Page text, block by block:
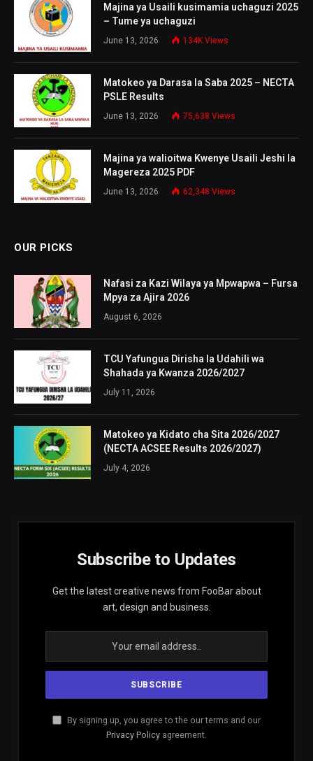
Majina ya Usaili kusimamia uchaguzi 2025
– Tume ya uchaguzi
June 13, 2026 134K Views
Matokeo ya Darasa la Saba 2025 – NECTA
PSLE Results
June 13, 2026 75,638 Views
Majina ya walioitwa Kwenye Usaili Jeshi la
Magereza 2025 PDF
June 13, 2026 62,348 Views
OUR PICKS
Nafasi za Kazi Wilaya ya Mpwapwa – Fursa
Mpya za Ajira 2026
August 6, 2026
TCU Yafungua Dirisha la Udahili wa
Shahada ya Kwanza 2026/2027
July 11, 2026
Matokeo ya Kidato cha Sita 2026/2027
(NECTA ACSEE Results 2026/2027)
July 4, 2026
Subscribe to Updates
Get the latest creative news from FooBar about
art, design and business.
By signing up, you agree to the our terms and our
Privacy Policy agreement.